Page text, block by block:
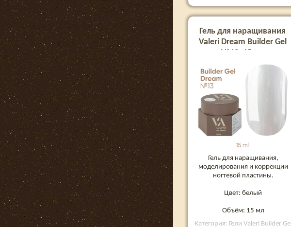
Гель для наращивания
Valeri Dream Builder Gel
№13, 15 мл
Гель для наращивания,
моделирования и коррекции
ногтевой пластины.
Цвет: белый
Объём: 15 мл
Категория: Гели Valeri Builder Gel